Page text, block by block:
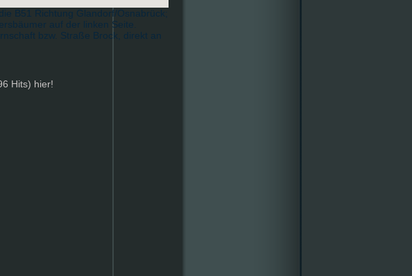
B51 Richtung Glandorf/Osnabrück;
auf der linken Seite.
bzw. Straße Brock, direkt an
Hits) hier!